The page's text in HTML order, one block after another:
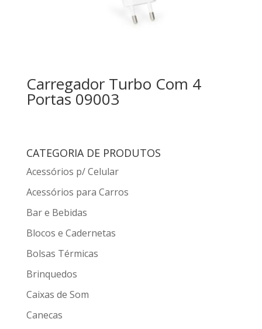
Carregador Turbo Com 4
Portas 09003
CATEGORIA DE PRODUTOS
Acessórios p/ Celular
Acessórios para Carros
Bar e Bebidas
Blocos e Cadernetas
Bolsas Térmicas
Brinquedos
Caixas de Som
Canecas